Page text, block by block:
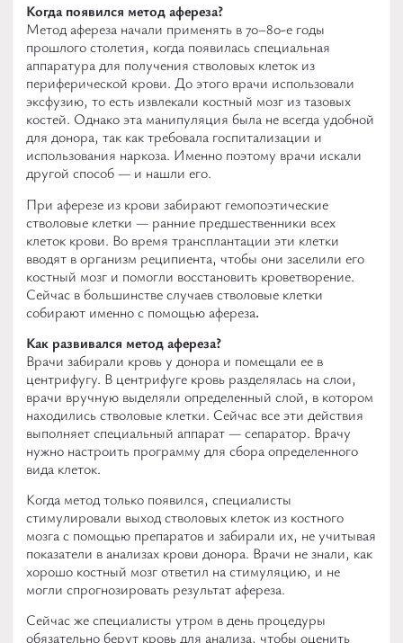
Когда появился метод афереза?
Метод афереза начали применять в 70–80-е годы
прошлого столетия, когда появилась специальная
аппаратура для получения стволовых клеток из
периферической крови. До этого врачи использовали
эксфузию, то есть извлекали костный мозг из тазовых
костей. Однако эта манипуляция была не всегда удобной
для донора, так как требовала госпитализации и
использования наркоза. Именно поэтому врачи искали
другой способ — и нашли его.
При аферезе из крови забирают гемопоэтические
стволовые клетки — ранние предшественники всех
клеток крови. Во время трансплантации эти клетки
вводят в организм реципиента, чтобы они заселили его
костный мозг и помогли восстановить кроветворение.
Сейчас в большинстве случаев стволовые клетки
собирают именно с помощью афереза.
Как развивался метод афереза?
Врачи забирали кровь у донора и помещали ее в
центрифугу. В центрифуге кровь разделялась на слои,
врачи вручную выделяли определенный слой, в котором
находились стволовые клетки. Сейчас все эти действия
выполняет специальный аппарат — сепаратор. Врачу
нужно настроить программу для сбора определенного
вида клеток.
Когда метод только появился, специалисты
стимулировали выход стволовых клеток из костного
мозга с помощью препаратов и забирали их, не учитывая
показатели в анализах крови донора. Врачи не знали, как
хорошо костный мозг ответил на стимуляцию, и не
могли спрогнозировать результат афереза.
Сейчас же специалисты утром в день процедуры
обязательно берут кровь для анализа, чтобы оценить